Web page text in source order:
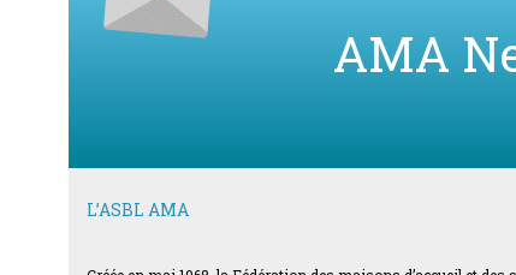
AMA
L’ASBL AMA